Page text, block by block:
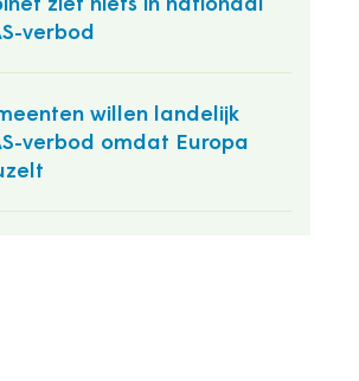
ziet niets in nationaal
verbod
willen landelijk
verbod omdat Europa